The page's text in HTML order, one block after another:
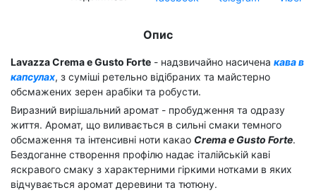
Опис
Lavazza Crema e Gusto Forte - надзвичайно насичена кава в
капсулах, з суміші ретельно відібраних та майстерно
обсмажених зерен арабіки та робусти.
Виразний вирішальний аромат - пробудження та одразу
життя. Аромат, що виливається в сильні смаки темного
обсмаження та інтенсивні ноти какао Crema e Gusto Forte.
Бездоганне створення профілю надає італійській каві
яскравого смаку з характерними гіркими нотками в яких
відчувається аромат деревини та тютюну.